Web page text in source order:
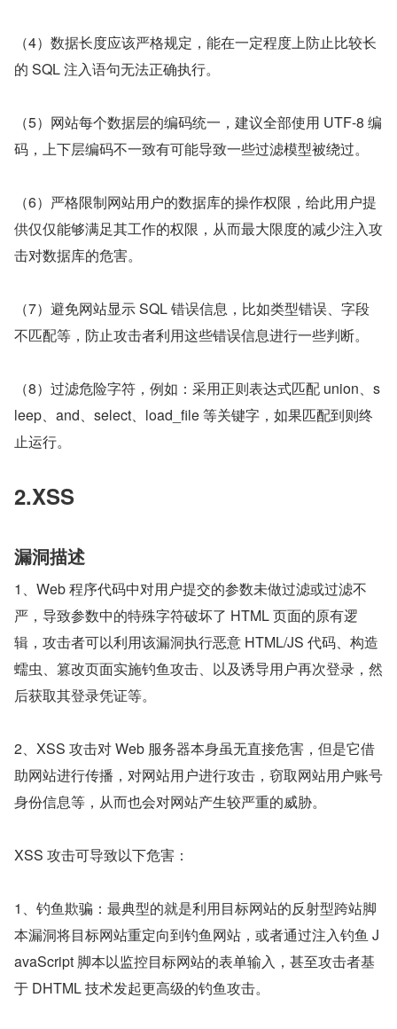
（4）数据长度应该严格规定，能在一定程度上防止比较长
的 SQL 注入语句无法正确执行。
（5）网站每个数据层的编码统一，建议全部使用 UTF-8 编
码，上下层编码不一致有可能导致一些过滤模型被绕过。
（6）严格限制网站用户的数据库的操作权限，给此用户提
供仅仅能够满足其工作的权限，从而最大限度的减少注入攻
击对数据库的危害。
（7）避免网站显示 SQL 错误信息，比如类型错误、字段
不匹配等，防止攻击者利用这些错误信息进行一些判断。
（8）过滤危险字符，例如：采用正则表达式匹配 union、s
leep、and、select、load_file 等关键字，如果匹配到则终
止运行。
2.XSS
漏洞描述
1、Web 程序代码中对用户提交的参数未做过滤或过滤不
严，导致参数中的特殊字符破坏了 HTML 页面的原有逻
辑，攻击者可以利用该漏洞执行恶意 HTML/JS 代码、构造
蠕虫、篡改页面实施钓鱼攻击、以及诱导用户再次登录，然
后获取其登录凭证等。
2、XSS 攻击对 Web 服务器本身虽无直接危害，但是它借
助网站进行传播，对网站用户进行攻击，窃取网站用户账号
身份信息等，从而也会对网站产生较严重的威胁。
XSS 攻击可导致以下危害：
1、钓鱼欺骗：最典型的就是利用目标网站的反射型跨站脚
本漏洞将目标网站重定向到钓鱼网站，或者通过注入钓鱼 J
avaScript 脚本以监控目标网站的表单输入，甚至攻击者基
于 DHTML 技术发起更高级的钓鱼攻击。